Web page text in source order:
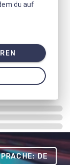
SPRACHE: DE
du auf